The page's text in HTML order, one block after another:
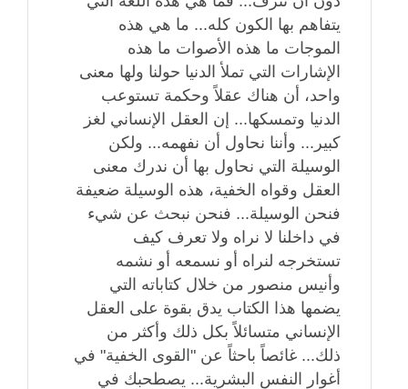
يتفاهم بها الكون كله... ما هي هذه
الموجات ما هذه الأصوات ما هذه
الإشارات التي تملأ الدنيا حولنا ولها معنى
واحد، أن هناك عقلاً وحكمة تستوعب
الدنيا وتمسكها... إن العقل الإنساني لغز
كبير... وأننا نحاول أن نفهمه... ولكن
الوسيلة التي نحاول بها أن ندرك معنى
العقل وقواه الخفية، هذه الوسيلة ضعيفة
فنحن الوسيلة... فنحن نبحث عن شيء
في داخلنا لا نراه ولا تعرف كيف
تستخرجه لنراه أو نسمعه أو نشمه
وأنيس منصور من خلال كتاباته التي
يضمها هذا الكتاب يدق بقوة على العقل
الإنساني متسائلاً بكل ذلك وأكثر من
ذلك... غائصاً باحثاً عن "القوى الخفية" في
أغوار النفس البشرية... يصطحبك في